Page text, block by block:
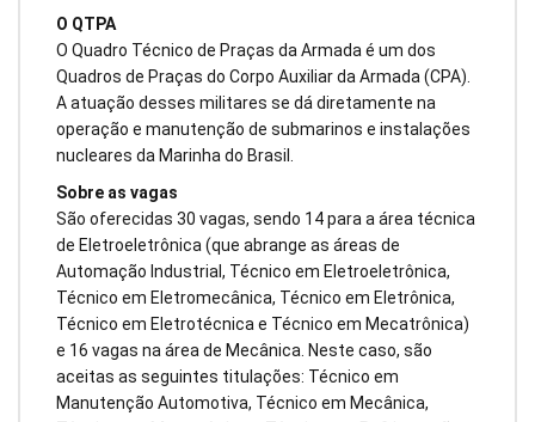
O QTPA
O Quadro Técnico de Praças da Armada é um dos
Quadros de Praças do Corpo Auxiliar da Armada (CPA).
A atuação desses militares se dá diretamente na
operação e manutenção de submarinos e instalações
nucleares da Marinha do Brasil.
Sobre as vagas
São oferecidas 30 vagas, sendo 14 para a área técnica
de Eletroeletrônica (que abrange as áreas de
Automação Industrial, Técnico em Eletroeletrônica,
Técnico em Eletromecânica, Técnico em Eletrônica,
Técnico em Eletrotécnica e Técnico em Mecatrônica)
e 16 vagas na área de Mecânica. Neste caso, são
aceitas as seguintes titulações: Técnico em
Manutenção Automotiva, Técnico em Mecânica,